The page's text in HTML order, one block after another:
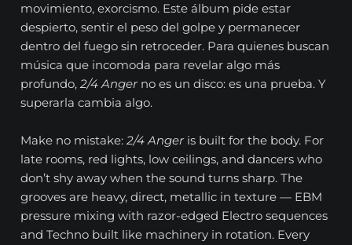
movimiento, exorcismo. Este álbum pide estar
despierto, sentir el peso del golpe y permanecer
dentro del fuego sin retroceder. Para quienes buscan
música que incomoda para revelar algo más
profundo,2/4 Angerno es un disco: es una prueba. Y
superarla cambia algo.
Make no mistake:2/4 Angeris built for the body. For
late rooms, red lights, low ceilings, and dancers who
don’t shy away when the sound turns sharp. The
grooves are heavy, direct, metallic in texture — EBM
pressure mixing with razor-edged Electro sequences
and Techno built like machinery in rotation. Every